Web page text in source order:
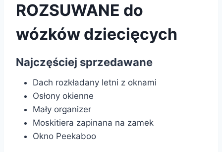
ROZSUWANE do
wózków dziecięcych
Najczęściej sprzedawane
Dach rozkładany letni z oknami
Osłony okienne
Mały organizer
Moskitiera zapinana na zamek
Okno Peekaboo